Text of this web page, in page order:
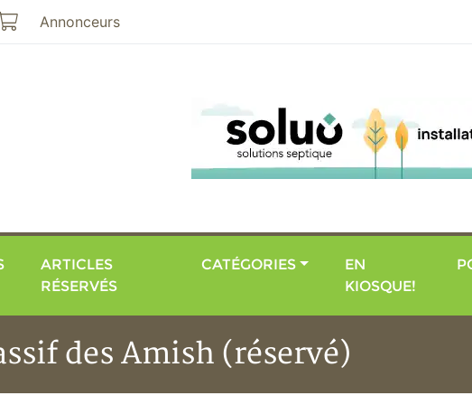
Mon panier
Annonceurs
ARTICLES
RÉSERVÉS
CATÉGORIES
EN
KIOSQUE!
des Amish (réservé)